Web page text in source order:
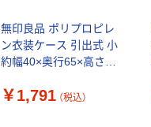
無印良品 ポリプロピレ
ン衣装ケース 引出式 小
約幅40×奥行65×高さ
り品）
￥1,791 （税込）